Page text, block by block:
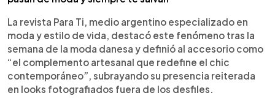
La revista Para Ti, medio argentino especializado en
moda y estilo de vida, destacó este fenómeno tras la
semana de la moda danesa y definió al accesorio como
“el complemento artesanal que redefine el chic
contemporáneo”, subrayando su presencia reiterada
en looks fotografiados fuera de los desfiles.